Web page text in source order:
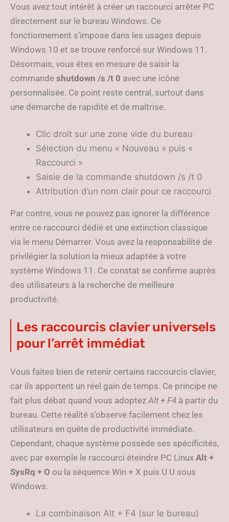
Vous avez tout intérêt à créer un raccourci arrêter PC
directement sur le bureau Windows. Ce
fonctionnement s’impose dans les usages depuis
Windows 10 et se trouve renforcé sur Windows 11.
Désormais, vous êtes en mesure de saisir la
commande shutdown /s /t 0 avec une icône
personnalisée. Ce point reste central, surtout dans
une démarche de rapidité et de maîtrise.
Clic droit sur une zone vide du bureau
Sélection du menu « Nouveau » puis «
Raccourci »
Saisie de la commande shutdown /s /t 0
Attribution d’un nom clair pour ce raccourci
Par contre, vous ne pouvez pas ignorer la différence
entre ce raccourci dédié et une extinction classique
via le menu Démarrer. Vous avez la responsabilité de
privilégier la solution la mieux adaptée à votre
système Windows 11. Ce constat se confirme auprès
des utilisateurs à la recherche de meilleure
productivité.
Les raccourcis clavier universels
pour l’arrêt immédiat
Vous faites bien de retenir certains raccourcis clavier,
car ils apportent un réel gain de temps. Ce principe ne
fait plus débat quand vous adoptezAlt + F4 à partir du
bureau. Cette réalité s’observe facilement chez les
utilisateurs en quête de productivité immédiate.
Cependant, chaque système possède ses spécificités,
avec par exemple le raccourci éteindre PC Linux Alt +
SysRq + O ou la séquence Win + X puis U U sous
Windows.
La combinaison Alt + F4 (sur le bureau)